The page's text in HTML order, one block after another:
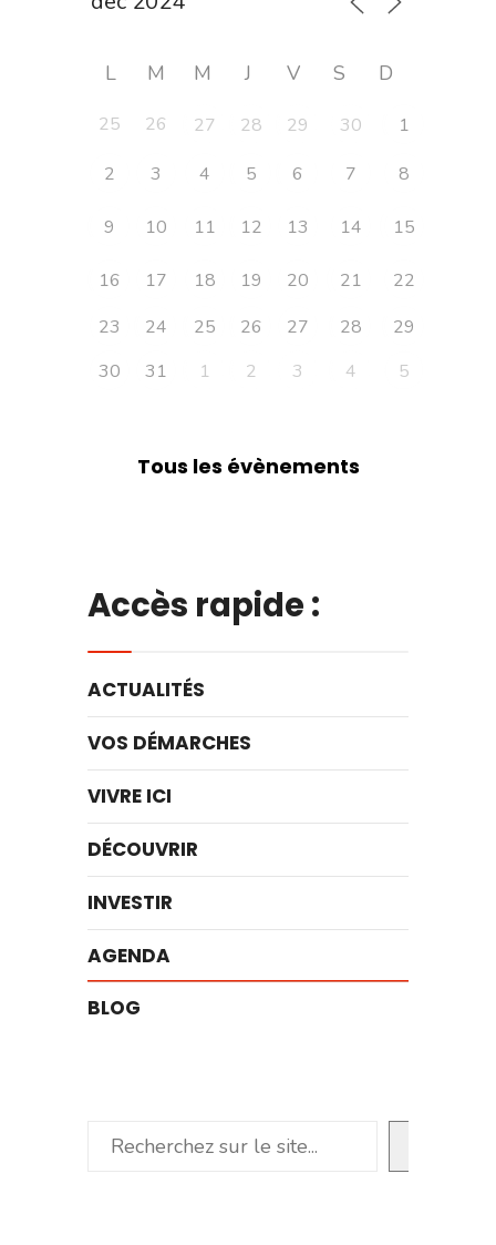
L M M J V S D
25 26 27 28 29 30
1
2
3 4 5 6 7 8
9 10 11 12 13 14 15
16 17 18 19 20 21
22
23
24 25 26 27 28
29
30
31 1 2 3 4 5
Tous les évènements
Accès rapide :
ACTUALITÉS
VOS DÉMARCHES
VIVRE ICI
DÉCOUVRIR
INVESTIR
AGENDA
BLOG
Rechercher